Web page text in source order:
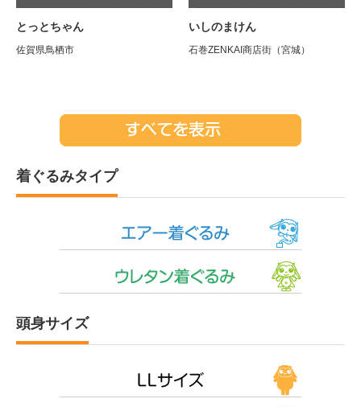
型）
とっとちゃん
佐賀県鳥栖市
頭身）
いしのまけん
石巻ZENKAI商店街（宮城）
着ぐるみタイプ
頭身サイズ